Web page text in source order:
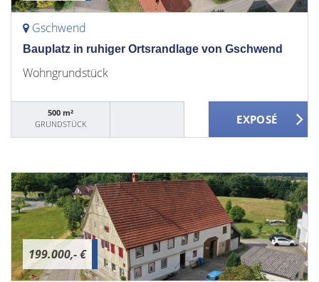
Gschwend
Bauplatz in ruhiger Ortsrandlage von Gschwend
Wohngrundstück
500 m²
GRUNDSTÜCK
199.000,- €